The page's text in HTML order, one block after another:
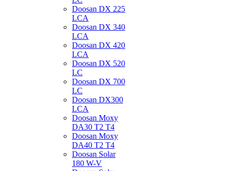
Doosan DX 225
LCA
Doosan DX 340
LCA
Doosan DX 420
LCA
Doosan DX 520
LC
Doosan DX 700
LC
Doosan DX300
LCA
Doosan Moxy
DA30 T2 T4
Doosan Moxy
DA40 T2 T4
Doosan Solar
180 W-V